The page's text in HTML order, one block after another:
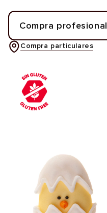
Compra profesional
Compra particulares